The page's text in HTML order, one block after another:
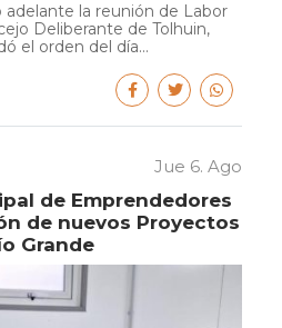
adelante la reunión de Labor
Deliberante de Tolhuin,
el orden del día...
Jue 6. Ago
de Emprendedores
de nuevos Proyectos
Grande